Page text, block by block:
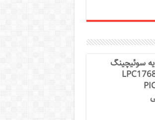
سوئیچینگ